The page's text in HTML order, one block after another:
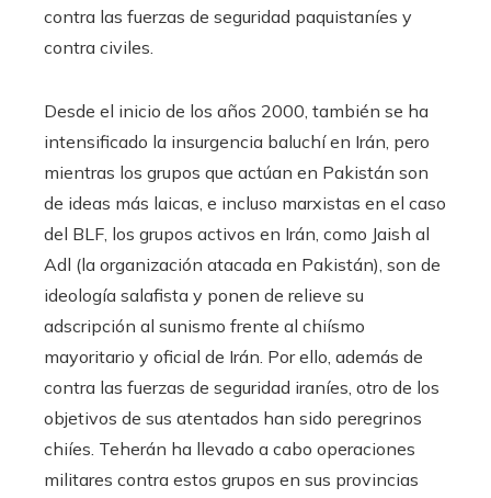
contra las fuerzas de seguridad paquistaníes y
contra civiles.
Desde el inicio de los años 2000, también se ha
intensificado la insurgencia baluchí en Irán, pero
mientras los grupos que actúan en Pakistán son
de ideas más laicas, e incluso marxistas en el caso
del BLF, los grupos activos en Irán, como Jaish al
Adl (la organización atacada en Pakistán), son de
ideología salafista y ponen de relieve su
adscripción al sunismo frente al chiísmo
mayoritario y oficial de Irán. Por ello, además de
contra las fuerzas de seguridad iraníes, otro de los
objetivos de sus atentados han sido peregrinos
chiíes. Teherán ha llevado a cabo operaciones
militares contra estos grupos en sus provincias